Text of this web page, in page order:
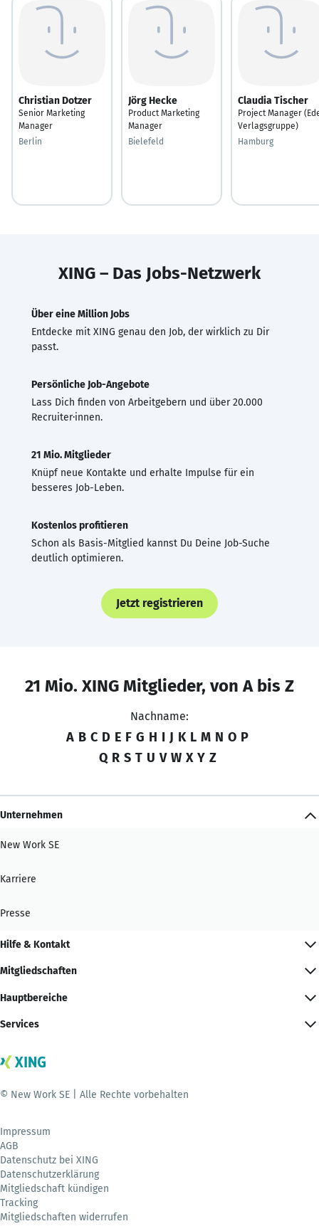
Christian Dotzer
Senior Marketing
Manager
Berlin
Jörg Hecke
Product Marketing
Manager
Bielefeld
Claudia Tischer
Project Manager
Verlagsgruppe)
Hamburg
XING – Das Jobs-Netzwerk
Über eine Million Jobs
Entdecke mit XING genau den Job, der wirklich zu Dir
passt.
Persönliche Job-Angebote
Lass Dich finden von Arbeitgebern und über 20.000
Recruiter·innen.
21 Mio. Mitglieder
Knüpf neue Kontakte und erhalte Impulse für ein
besseres Job-Leben.
Kostenlos profitieren
Schon als Basis-Mitglied kannst Du Deine Job-Suche
deutlich optimieren.
Jetzt registrieren
21 Mio. XING Mitglieder, von A bis Z
Nachname:
A B C D E F G H I J K L M N O P
Q R S T U V W X Y Z
Unternehmen
New Work SE
Karriere
Presse
Hilfe & Kontakt
Mitgliedschaften
Hauptbereiche
Services
© New Work SE | Alle Rechte vorbehalten
Impressum
AGB
Datenschutz bei XING
Datenschutzerklärung
Mitgliedschaft kündigen
Tracking
Mitgliedschaften widerrufen